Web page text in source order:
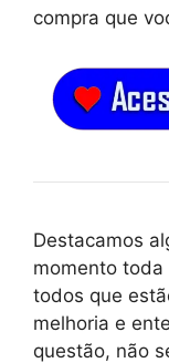
compra que
Destacamos
momento toda
todos que
melhoria e
questão, não